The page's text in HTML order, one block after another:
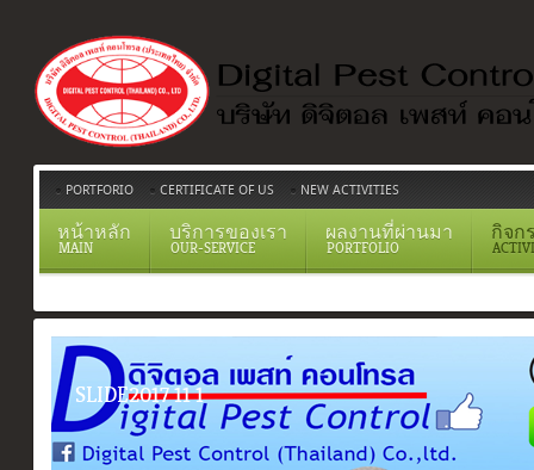
PORTFORIO CERTIFICATE OF US NEW ACTIVITIES
หน้าหลัก
MAIN
บริการของเรา
OUR-SERVICE
ผลงานที่ผ่านมา
PORTFOLIO
กิจก
SLIDE2017 11 1